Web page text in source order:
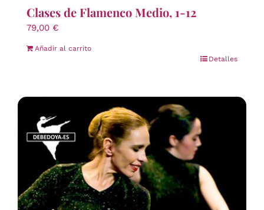
Clases de Flamenco Medio, 1-12
79,00 €
Añadir al carrito
Detalles